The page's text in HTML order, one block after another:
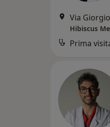
Via
Hibiscus
Prima